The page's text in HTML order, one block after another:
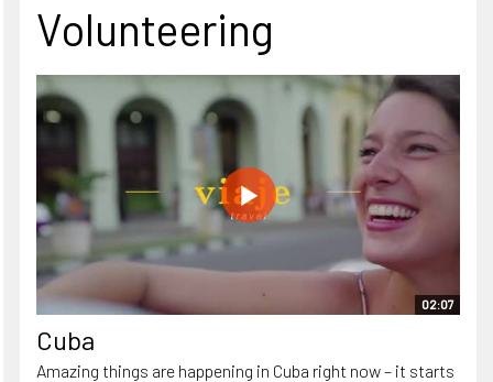
Volunteering
02:07
Cuba
Amazing things are happening in Cuba right now – it starts